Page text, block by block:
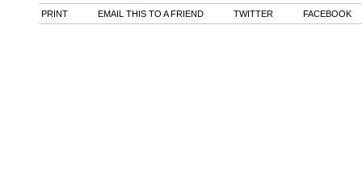
PRINT EMAIL THIS TO A FRIEND TWITTER FACEBOOK